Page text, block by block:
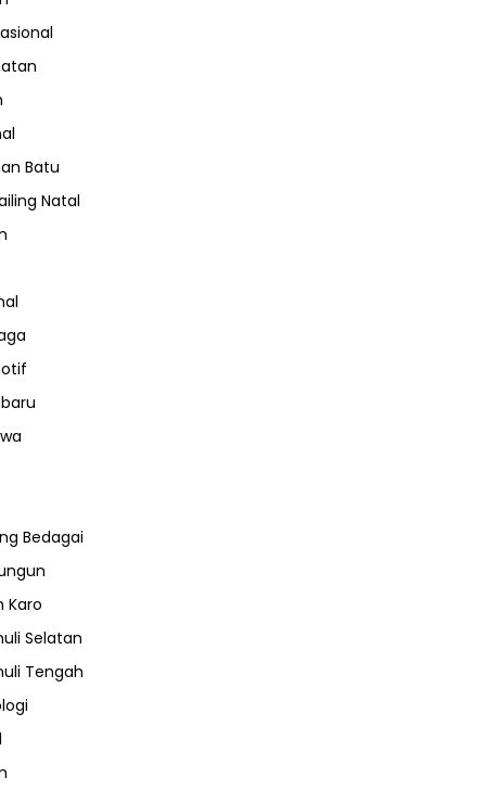
Batu
Natal
Bedagai
Karo
Selatan
Tengah